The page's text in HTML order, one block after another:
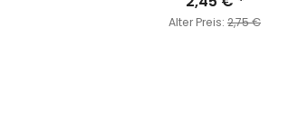
(MC204)
Alter Preis: 2,75 €